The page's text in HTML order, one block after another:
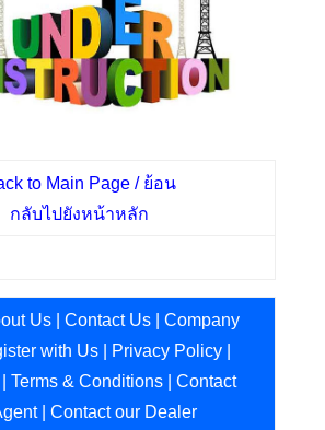
to Main Page / ย้อน
กลับไปยังหน้าหลัก
Us| Contact Us| Company
with Us| Privacy Policy|
Terms & Conditions |Contact
| Contact our Dealer